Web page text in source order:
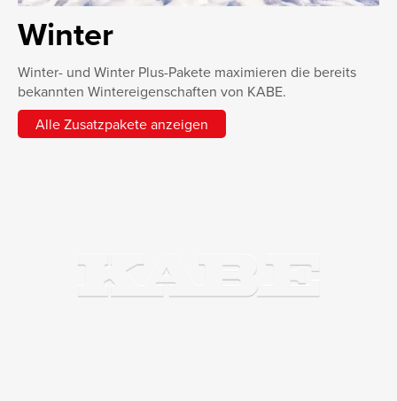
Winter
Winter- und Winter Plus-Pakete maximieren die bereits
bekannten Wintereigenschaften von KABE.
Alle Zusatzpakete anzeigen